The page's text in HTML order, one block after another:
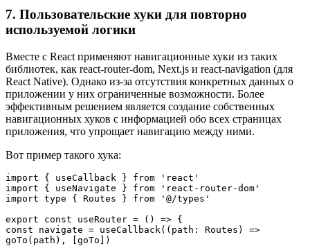
7. Пользовательские хуки для повторно
используемой логики
Вместе с React применяют навигационные хуки из таких
библиотек, как react-router-dom, Next.js и react-navigation (для
React Native). Однако из-за отсутствия конкретных данных о
приложении у них ограниченные возможности. Более
эффективным решением является создание собственных
навигационных хуков с информацией обо всех страницах
приложения, что упрощает навигацию между ними.
Вот пример такого хука:
import { useCallback } from 'react'
import { useNavigate } from 'react-router-dom'
import type { Routes } from '@/types'
export const useRouter = () => {
const navigate = useCallback((path: Routes) =>
goTo(path), [goTo])